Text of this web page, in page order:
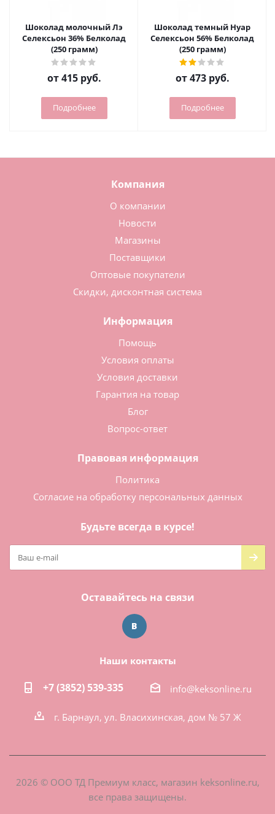
Шоколад молочный Лэ
Селексьон 36% Белколад
(250 грамм)
от415 руб.
Подробнее
Шоколад темный Нуар
Селексьон 56% Белколад
(250 грамм)
от473 руб.
Подробнее
Компания
О компании
Новости
Магазины
Поставщики
Оптовые покупатели
Скидки, дисконтная система
Информация
Помощь
Условия оплаты
Условия доставки
Гарантия на товар
Блог
Вопрос-ответ
Правовая информация
Политика
Согласие на обработку персональных данных
Будьте всегда в курсе!
Оставайтесь на связи
Наши контакты
+7 (3852) 539-335 info@keksonline.ru
г. Барнаул, ул. Власихинская, дом № 57 Ж
2026 © ООО ТД Премиум класс, магазин keksonline.ru,
все права защищены.